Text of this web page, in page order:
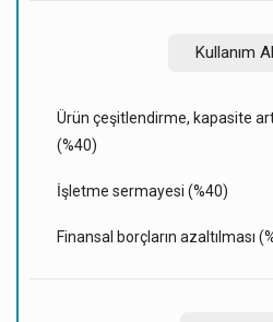
Kullanım
Ürün çeşitlendirme, kapasite
(%40)
İşletme sermayesi (%40)
Finansal borçların azaltılması